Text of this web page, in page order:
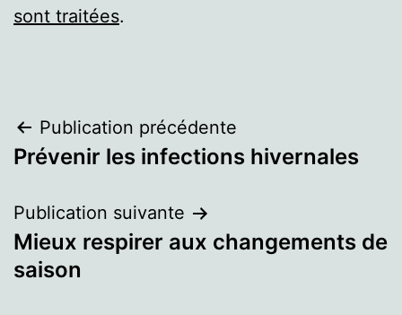
sont traitées.
Navigation
de
l’article
Publication précédente
Prévenir les infections hivernales
Publication suivante
Mieux respirer aux changements de
saison